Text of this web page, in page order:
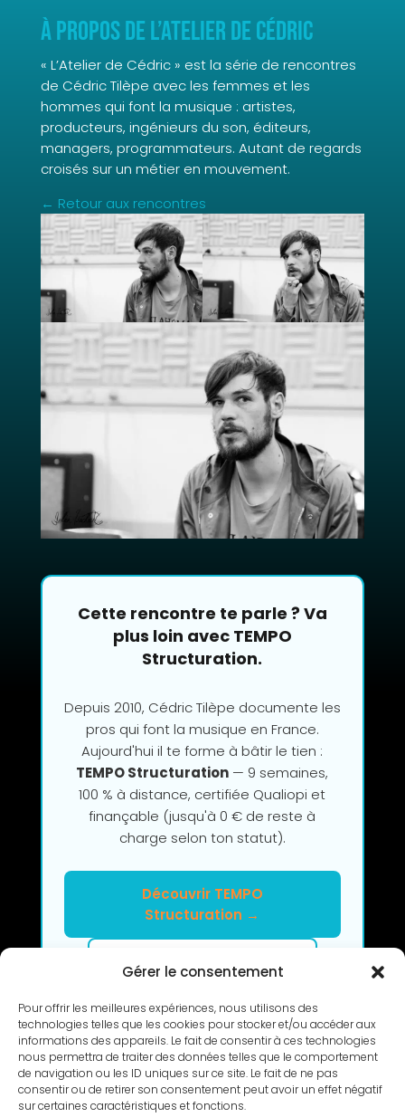
Gérer le consentement
Pour offrir les meilleures expériences, nous utilisons des
technologies telles que les cookies pour stocker et/ou accéder aux
informations des appareils. Le fait de consentir à ces technologies
nous permettra de traiter des données telles que le comportement
de navigation ou les ID uniques sur ce site. Le fait de ne pas
consentir ou de retirer son consentement peut avoir un effet négatif
sur certaines caractéristiques et fonctions.
À propos de L’Atelier de Cédric
« L’Atelier de Cédric » est la série de rencontres
de Cédric Tilèpe avec les femmes et les
hommes qui font la musique : artistes,
producteurs, ingénieurs du son, éditeurs,
managers, programmateurs. Autant de regards
croisés sur un métier en mouvement.
← Retour aux rencontres
Cette rencontre te parle ? Va
plus loin avec TEMPO
Structuration.
Depuis 2010, Cédric Tilèpe documente les
pros qui font la musique en France.
Aujourd'hui il te forme à bâtir le tien :
TEMPO Structuration — 9 semaines,
100 % à distance, certifiée Qualiopi et
finançable (jusqu'à 0 € de reste à
charge selon ton statut).
Découvrir TEMPO
Structuration →
Clarifier mon projet en 2h
RETOUR